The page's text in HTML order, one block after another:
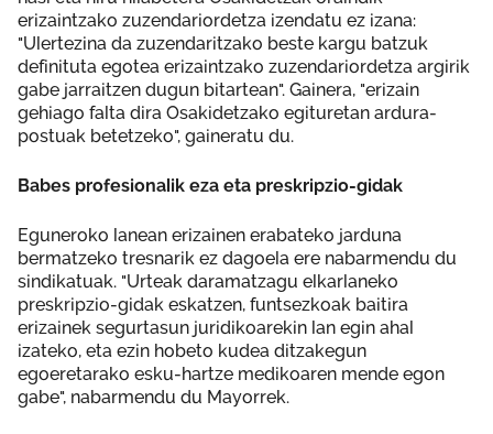
erizaintzako zuzendariordetza izendatu ez izana:
"Ulertezina da zuzendaritzako beste kargu batzuk
definituta egotea erizaintzako zuzendariordetza argirik
gabe jarraitzen dugun bitartean". Gainera, "erizain
gehiago falta dira Osakidetzako egituretan ardura-
postuak betetzeko", gaineratu du.
Babes profesionalik eza eta preskripzio-gidak
Eguneroko lanean erizainen erabateko jarduna
bermatzeko tresnarik ez dagoela ere nabarmendu du
sindikatuak. "Urteak daramatzagu elkarlaneko
preskripzio-gidak eskatzen, funtsezkoak baitira
erizainek segurtasun juridikoarekin lan egin ahal
izateko, eta ezin hobeto kudea ditzakegun
egoeretarako esku-hartze medikoaren mende egon
gabe", nabarmendu du Mayorrek.